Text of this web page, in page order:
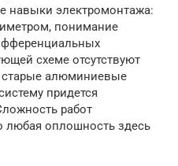
навыки электромонтажа:
понимание
схеме отсутствуют
алюминиевые
придется
работ
любая оплошность здесь